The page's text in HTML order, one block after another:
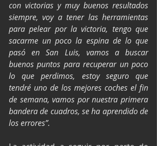
con victorias y muy buenos resultados
siempre, voy a tener las herramientas
para pelear por la victoria, tengo que
sacarme un poco la espina de lo que
pasó en San Luis, vamos a buscar
buenos puntos para recuperar un poco
lo que perdimos, estoy seguro que
tendré uno de los mejores coches el fin
de semana, vamos por nuestra primera
bandera de cuadros, se ha aprendido de
los errores”.